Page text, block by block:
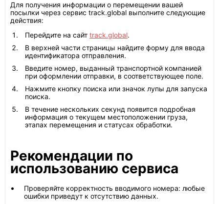
Для получения информации о перемещении вашей
посылки через сервис track.global выполните следующие
действия:
Перейдите на сайт track.global.
В верхней части страницы найдите форму для ввода
идентификатора отправления.
Введите номер, выданный транспортной компанией
при оформлении отправки, в соответствующее поле.
Нажмите кнопку поиска или значок лупы для запуска
поиска.
В течение нескольких секунд появится подробная
информация о текущем местоположении груза,
этапах перемещения и статусах обработки.
Рекомендации по
использованию сервиса
Проверяйте корректность вводимого номера: любые
ошибки приведут к отсутствию данных.